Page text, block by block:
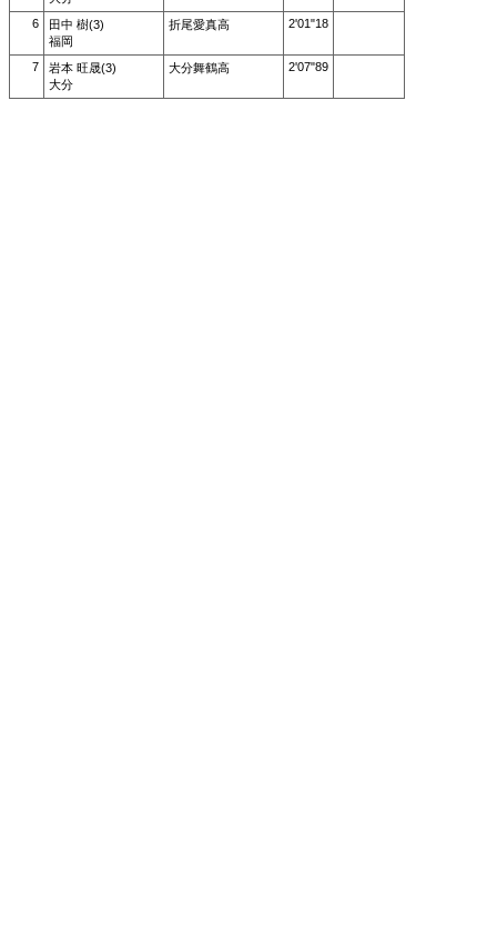
6
田中 樹(3)
福岡
折尾愛真高 2'01"18
7
岩本 旺晟(3)
大分
大分舞鶴高 2'07"89